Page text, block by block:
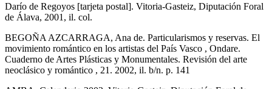
Darío de Regoyos [tarjeta postal]. Vitoria-Gasteiz, Diputación Foral
de Álava, 2001, il. col.
BEGOÑA AZCARRAGA, Ana de. Particularismos y reservas. El
movimiento romántico en los artistas del País Vasco , Ondare.
Cuaderno de Artes Plásticas y Monumentales. Revisión del arte
neoclásico y romántico , 21. 2002, il. b/n. p. 141